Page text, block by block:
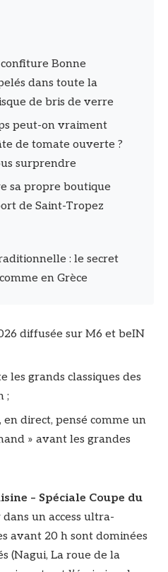
Bonne
dans toute la
de bris de verre
peut-on vraiment
de tomate ouverte ?
surprendre
sa propre boutique
de Saint-Tropez
: le secret
en Grèce
diffusée sur M6 et beIN
les grands classiques des
;
direct, pensé comme un
» avant les grandes
– Spéciale Coupe du
dans un access ultra-
avant 20 h sont dominées
(Nagui, La roue de la